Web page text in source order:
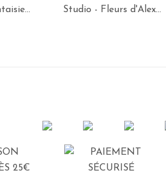
Studio - Fleurs d'Alex...